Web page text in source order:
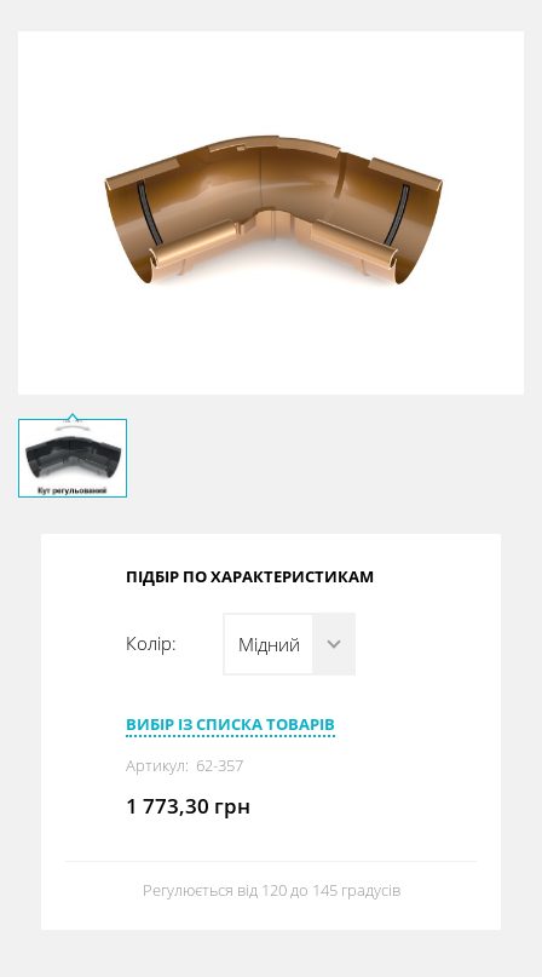
Сертифікати
Каталоги
Прайс-листи
ПІДБІР ПО ХАРАКТЕРИСТИКАМ
Колір: Мідний
ВИБІР ІЗ СПИСКА ТОВАРІВ
Артикул: 62-357
1 773,30 грн
Регулюється від 120 до 145 градусів